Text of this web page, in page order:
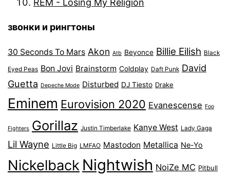
REM - Losing My Religion
звонки и рингтоны
30 Seconds To Mars Akon Atb Beyonce Billie Eilish Black
Eyed Peas Bon Jovi Brainstorm Coldplay Daft Punk David
Guetta Depeche Mode Disturbed DJ Tiesto Drake
Eminem Eurovision 2020 Evanescense Foo
Fighters Gorillaz Justin Timberlake Kanye West Lady Gaga
Lil Wayne Little Big LMFAO Mastodon Metallica Ne-Yo
Nickelback Nightwish NoiZe MC Pitbull